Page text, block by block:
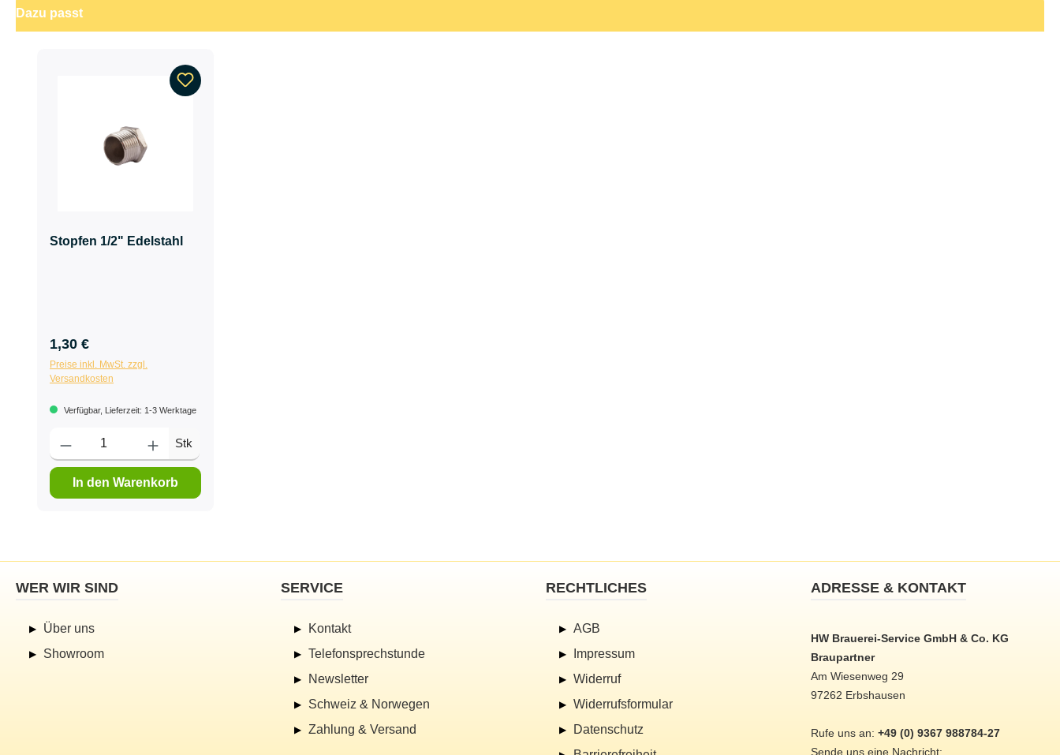
Dazu passt
Stopfen 1/2" Edelstahl
1,30 €
Preise inkl. MwSt. zzgl.
Versandkosten
Verfügbar, Lieferzeit: 1-3 Werktage
Stk
In den Warenkorb
ADRESSE & KONTAKT
HW Brauerei-Service GmbH & Co. KG
Braupartner
Am Wiesenweg 29
97262 Erbshausen
Rufe uns an: +49 (0) 9367 988784-27
Sende uns eine Nachricht:
WER WIR SIND
Über uns
Showroom
SERVICE
Kontakt
Telefonsprechstunde
Newsletter
Schweiz & Norwegen
Zahlung & Versand
RECHTLICHES
AGB
Impressum
Widerruf
Widerrufsformular
Datenschutz